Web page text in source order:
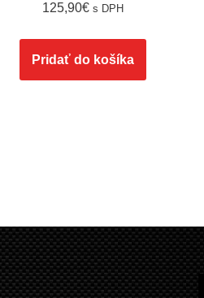
125,90€ s DPH
Pridať do košíka